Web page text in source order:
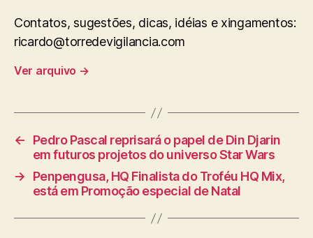
Contatos, sugestões, dicas, idéias e xingamentos:
ricardo@torredevigilancia.com
Ver arquivo →
←
Pedro Pascal reprisará o papel de Din Djarin
em futuros projetos do universo Star Wars
→
Penpengusa, HQ Finalista do Troféu HQ Mix,
está em Promoção especial de Natal